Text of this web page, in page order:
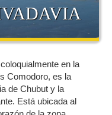
en la
Comodoro, es la
de Chubut y la
Está ubicada al